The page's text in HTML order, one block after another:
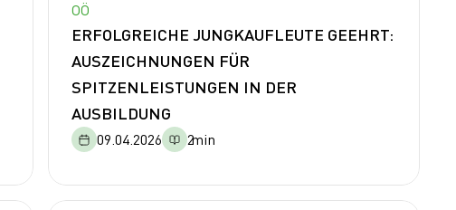
OÖ
ERFOLGREICHE JUNGKAUFLEUTE GEEHRT:
AUSZEICHNUNGEN FÜR
SPITZENLEISTUNGEN IN DER
AUSBILDUNG
09.04.2026 2min